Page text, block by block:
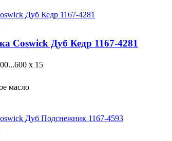
Дуб Кедр 1167-4281
Coswick Дуб Кедр 1167-4281
x 15
масло
Дуб Подснежник 1167-4593